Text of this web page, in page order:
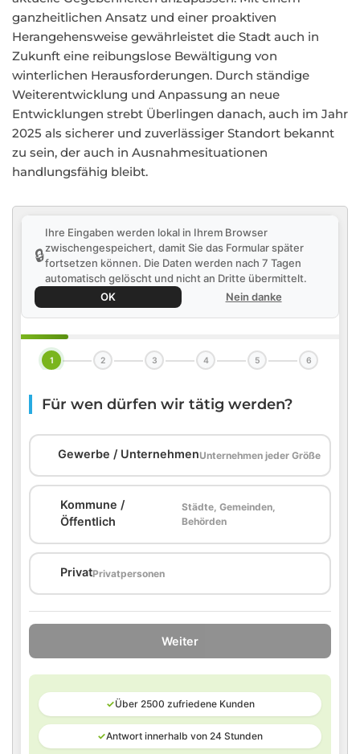
ganzheitlichen Ansatz und einer proaktiven
Herangehensweise gewährleistet die Stadt auch in
Zukunft eine reibungslose Bewältigung von
winterlichen Herausforderungen. Durch ständige
Weiterentwicklung und Anpassung an neue
Entwicklungen strebt Überlingen danach, auch im Jahr
2025 als sicherer und zuverlässiger Standort bekannt
zu sein, der auch in Ausnahmesituationen
handlungsfähig bleibt.
🔒
Ihre Eingaben werden lokal in Ihrem Browser
zwischengespeichert, damit Sie das Formular später
fortsetzen können. Die Daten werden nach 7 Tagen
automatisch gelöscht und nicht an Dritte übermittelt.
OK
Nein danke
1 2 3 4 5 6
Für wen dürfen wir tätig werden?
Gewerbe / UnternehmenUnternehmen jeder Größe
Kommune /
Öffentlich
Städte, Gemeinden,
Behörden
PrivatPrivatpersonen
Weiter
✓Über 2500 zufriedene Kunden
✓Antwort innerhalb von 24 Stunden